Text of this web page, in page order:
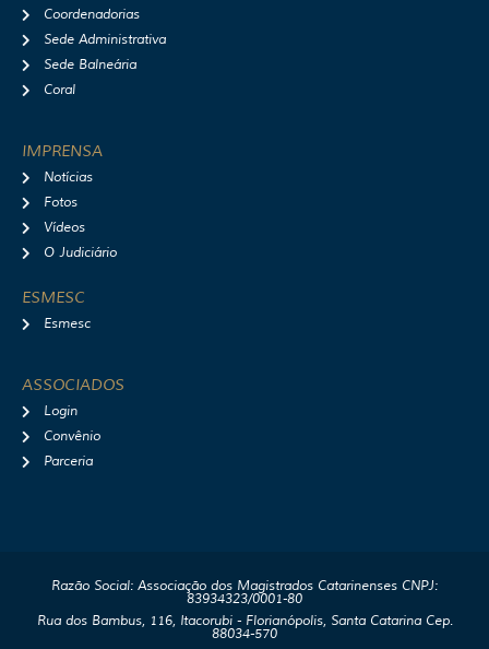
Coordenadorias
Sede Administrativa
Sede Balneária
Coral
IMPRENSA
Notícias
Fotos
Vídeos
O Judiciário
ESMESC
Esmesc
ASSOCIADOS
Login
Convênio
Parceria
Razão Social: Associação dos Magistrados Catarinenses CNPJ:
83934323/0001-80
Rua dos Bambus, 116, Itacorubi - Florianópolis, Santa Catarina Cep.
88034-570